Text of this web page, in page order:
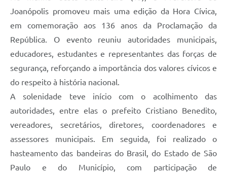
Joanópolis promoveu mais uma edição da Hora Cívica,
em comemoração aos 136 anos da Proclamação da
República. O evento reuniu autoridades municipais,
educadores, estudantes e representantes das forças de
segurança, reforçando a importância dos valores cívicos e
do respeito à história nacional.
A solenidade teve início com o acolhimento das
autoridades, entre elas o prefeito Cristiano Benedito,
vereadores, secretários, diretores, coordenadores e
assessores municipais. Em seguida, foi realizado o
hasteamento das bandeiras do Brasil, do Estado de São
Paulo e do Município, com participação de